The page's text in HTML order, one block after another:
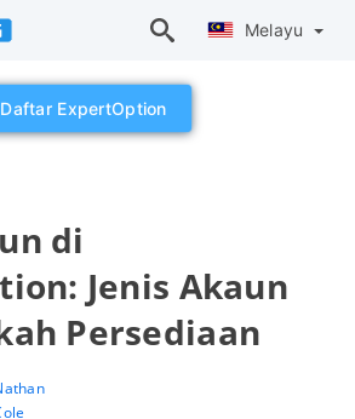
Melayu
Daftar ExpertOption
di
Jenis Akaun
Persediaan